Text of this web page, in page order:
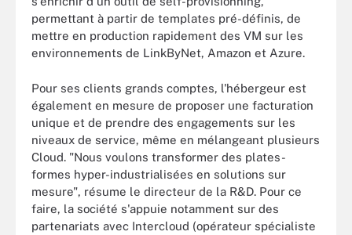
permettant à partir de templates pré-définis, de
mettre en production rapidement des VM sur les
environnements de LinkByNet, Amazon et Azure.
Pour ses clients grands comptes, l'hébergeur est
également en mesure de proposer une facturation
unique et de prendre des engagements sur les
niveaux de service, même en mélangeant plusieurs
Cloud. "Nous voulons transformer des plates-
formes hyper-industrialisées en solutions sur
mesure", résume le directeur de la R&D. Pour ce
faire, la société s'appuie notamment sur des
partenariats avec Intercloud (opérateur spécialiste